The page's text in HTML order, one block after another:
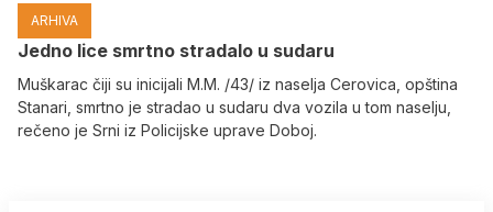
ARHIVA
Јedno lice smrtno stradalo u sudaru
Muškarac čiji su inicijali M.M. /43/ iz naselja Cerovica, opština
Stanari, smrtno je stradao u sudaru dva vozila u tom naselju,
rečeno je Srni iz Policijske uprave Doboj.